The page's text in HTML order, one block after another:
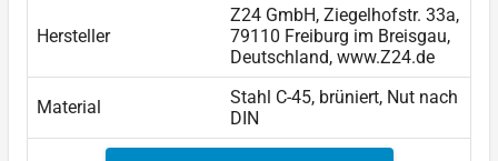
Hersteller
Z24 GmbH, Ziegelhofstr. 33a,
79110 Freiburg im Breisgau,
Deutschland, www.Z24.de
Material
Stahl C-45, brüniert, Nut nach
DIN